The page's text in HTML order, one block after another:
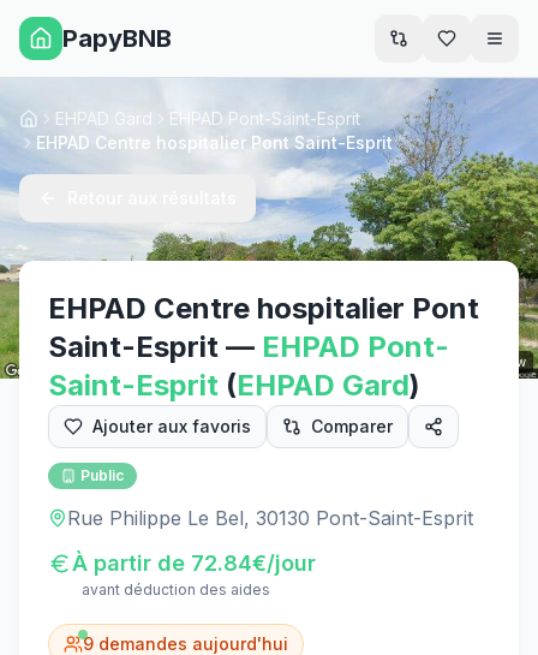
PapyBNB
Street View
AccueilEHPAD Gard
EHPAD Pont-Saint-Esprit
EHPAD Centre hospitalier Pont Saint-Esprit
EHPAD Centre hospitalier Pont
Saint-Esprit — EHPAD Pont-
Saint-Esprit (EHPAD Gard)
Ajouter aux favoris Comparer
Public
Rue Philippe Le Bel, 30130 Pont-Saint-Esprit
À partir de 72.84€/jour
avant déduction des aides
9 demandes aujourd'hui